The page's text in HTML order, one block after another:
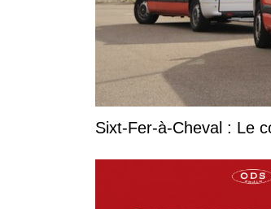
Sixt-Fer-à-Cheval : Le